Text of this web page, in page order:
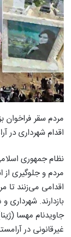
اقدام شهرداری در
نظام جمهوری
مردم و جلوگیری
اقدامی می‌زنند تا
بازدارند. شهرداری
جاویدنام مهسا
غیرقانونی در